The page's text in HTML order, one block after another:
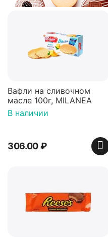
Вафли на сливочном
масле 100г, MILANEA
В наличии
306.00₽